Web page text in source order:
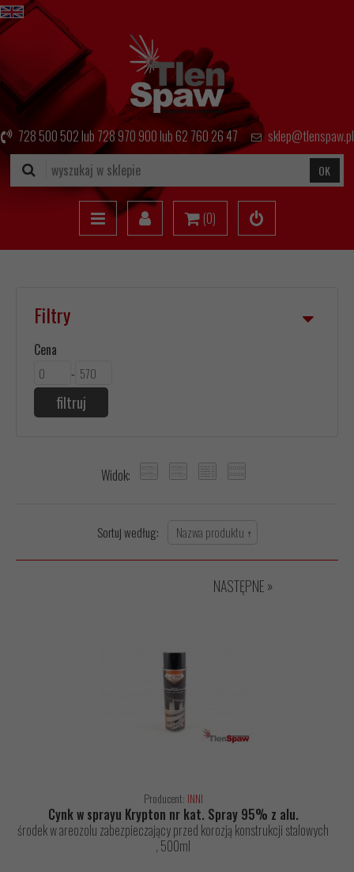
728 500 502lub 728 970 900 lub 62 760 26 47 sklep@tlenspaw.pl
OK
(0)
Filtry
Cena
-
Widok:
Sortuj według:
NASTĘPNE »
Producent: INNI
Cynk w sprayu Krypton nr kat. Spray 95% z alu.
środek w areozolu zabezpieczający przed korozją konstrukcji stalowych
, 500ml